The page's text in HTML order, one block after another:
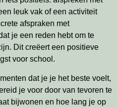
leuk vak of een activiteit
afspraken met
je een reden hebt om te
Dit creëert een positieve
voor school.
dat je je het beste voelt,
je voor door van tevoren te
bijwonen en hoe lang je op